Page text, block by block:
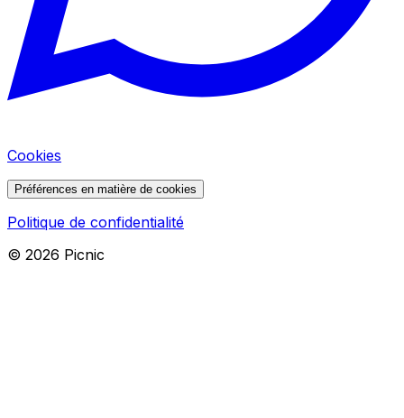
Cookies
Préférences en matière de cookies
Politique de confidentialité
© 2026 Picnic